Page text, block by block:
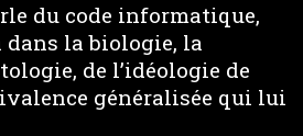
du code informatique,
dans la biologie, la
de l’idéologie de
généralisée qui lui